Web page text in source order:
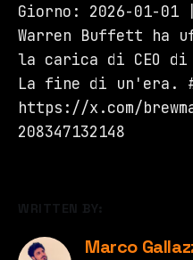
Giorno: 2026-01-
Warren Buffett ha
la carica di CEO di
La fine di un'era.
https://x.com/
208347132148
WRITTEN BY:
Marco